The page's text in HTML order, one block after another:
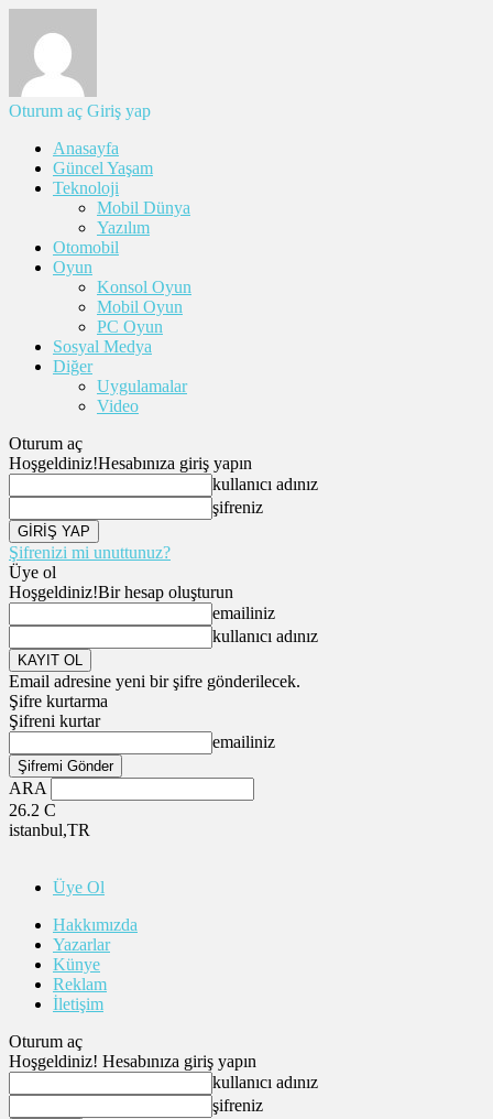
Oturum aç Giriş yap
Anasayfa
Güncel Yaşam
Teknoloji
Mobil Dünya
Yazılım
Otomobil
Oyun
Konsol Oyun
Mobil Oyun
PC Oyun
Sosyal Medya
Diğer
Uygulamalar
Video
Oturum aç
Hoşgeldiniz!Hesabınıza giriş yapın
kullanıcı adınız
şifreniz
Şifrenizi mi unuttunuz?
Üye ol
Hoşgeldiniz!Bir hesap oluşturun
emailiniz
kullanıcı adınız
Email adresine yeni bir şifre gönderilecek.
Şifre kurtarma
Şifreni kurtar
emailiniz
ARA
26.2 C
istanbul,TR
Üye Ol
Hakkımızda
Yazarlar
Künye
Reklam
İletişim
Oturum aç
Hoşgeldiniz! Hesabınıza giriş yapın
kullanıcı adınız
şifreniz